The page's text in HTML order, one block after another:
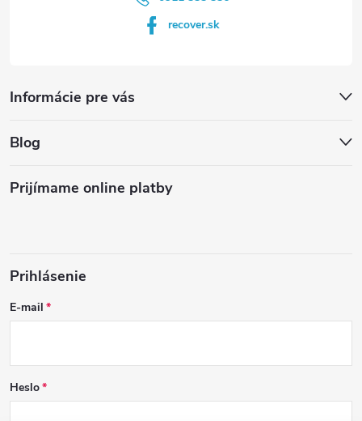
recover.sk
Informácie pre vás
Blog
Prijímame online platby
Prihlásenie
E-mail
Heslo